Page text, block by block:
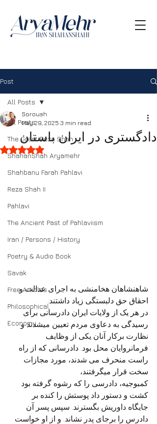
Post
All Posts
The Great Reza Shah
ShahanShah Aryamehr
Shahbanu Farah Pahlavi
Reza Shah II
Pahlavi
The Ancient Past of Pahlaviism
Iran / Persons / History
Poetry & Audio Book
Savak
Free Articles
Philosophical
Economy
All Posts
دادگستری در ایران باستان
Soroush
May 29, 2025 3 min read
Rated NaN out of 5 stars.
شاهنشاهان هخامنشی به اجرای عدالت و
احقاق حق دلبستگی زیاد داشتند.
در هر یک از ولایات ایران دادرسانی برای
رسیدگی به دعاوی مردم تعیین میشدند و
نظارت برکار آنان یکی از وظایف
فرمانروایان محل بود. دادرسانی که از راه
راست منحرف می شدند، مورد مجازات
سخت قرار میگرفتند،
کمبوجیه، دادرسی را که رشوه گرفته بود
کشت و دستور داد پوستش را کنده بر
جایگاه داوریش بگسترند. سپس پسر آن
دادرس را برجای پدر نشاند. و از او خواست